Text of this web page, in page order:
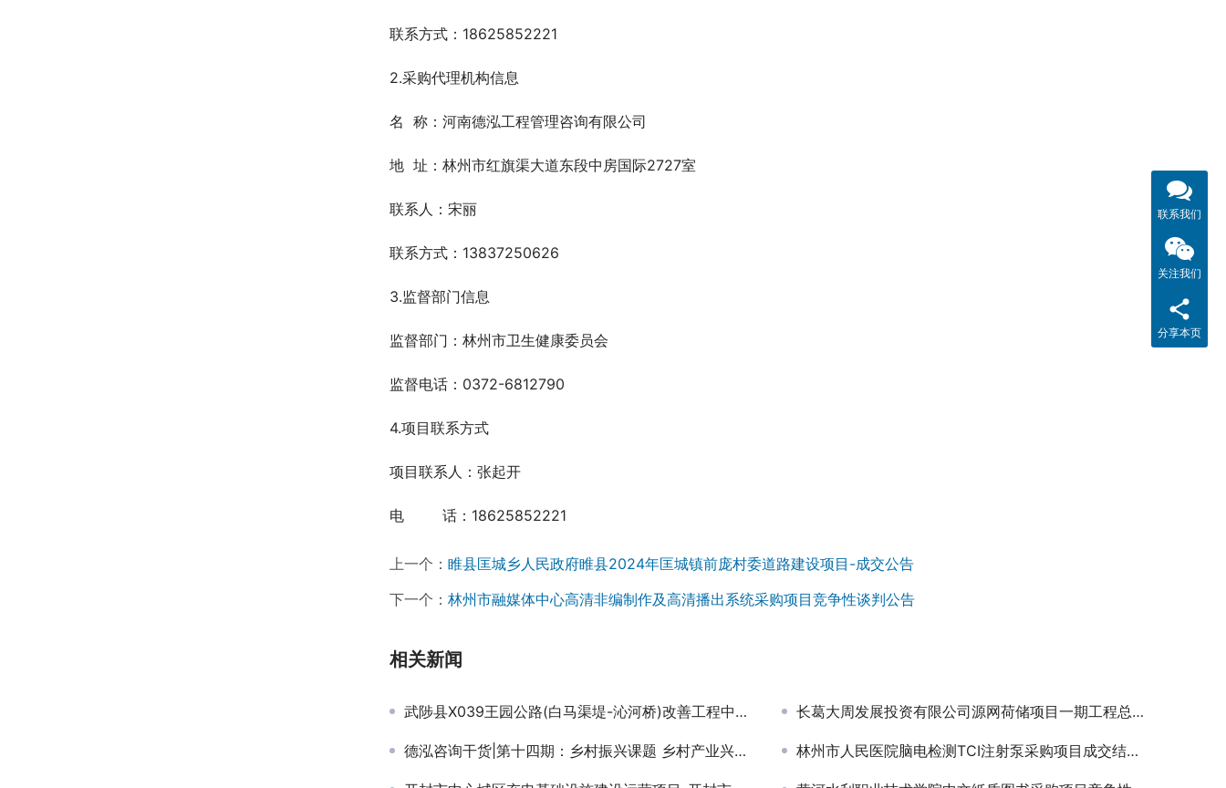
联系方式：18625852221
2.采购代理机构信息
名  称：河南德泓工程管理咨询有限公司
地  址：林州市红旗渠大道东段中房国际2727室
联系人：宋丽
联系方式：13837250626
3.监督部门信息
监督部门：林州市卫生健康委员会
监督电话：0372-6812790
4.项目联系方式
项目联系人：张起开
电　 　 话：18625852221
上一个： 睢县匡城乡人民政府睢县2024年匡城镇前庞村委道路建设项目-成交公告
下一个： 林州市融媒体中心高清非编制作及高清播出系统采购项目竞争性谈判公告
相关新闻
武陟县X039王园公路(白马渠堤-沁河桥)改善工程中标候选人公示 长葛大周发展投资有限公司源网荷储项目一期工程总承包（EPC）及监理项目（评定分离）招标公告
德泓咨询干货|第十四期：乡村振兴课题 乡村产业兴旺类型解析四——市民农庄 林州市人民医院脑电检测TCI注射泵采购项目成交结果公告￼
联系我们
关注我们
分享本页